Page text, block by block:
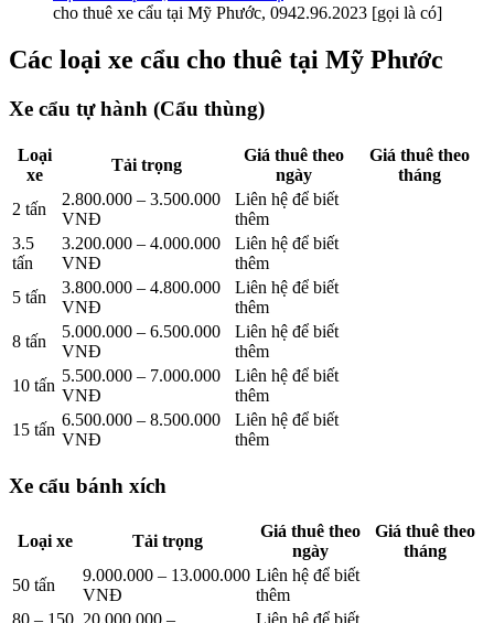
cho thuê xe cẩu tại Mỹ Phước, 0942.96.2023 [gọi là có]
Các loại xe cẩu cho thuê tại Mỹ Phước
Xe cẩu tự hành (Cẩu thùng)
Loại
xe
Tải trọng
Giá thuê theo
ngày
Giá thuê theo
tháng
2 tấn
2.800.000 – 3.500.000
VNĐ
Liên hệ để biết
thêm
3.5
tấn
3.200.000 – 4.000.000
VNĐ
Liên hệ để biết
thêm
5 tấn
3.800.000 – 4.800.000
VNĐ
Liên hệ để biết
thêm
8 tấn
5.000.000 – 6.500.000
VNĐ
Liên hệ để biết
thêm
10 tấn
5.500.000 – 7.000.000
VNĐ
Liên hệ để biết
thêm
15 tấn
6.500.000 – 8.500.000
VNĐ
Liên hệ để biết
thêm
Xe cẩu bánh xích
Loại xe Tải trọng
Giá thuê theo
ngày
Giá thuê theo
tháng
50 tấn
9.000.000 – 13.000.000
VNĐ
Liên hệ để biết
thêm